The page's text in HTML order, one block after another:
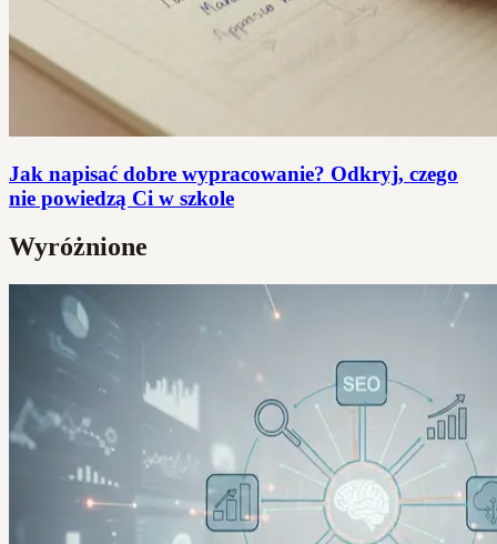
Jak napisać dobre wypracowanie? Odkryj, czego
nie powiedzą Ci w szkole
Wyróżnione